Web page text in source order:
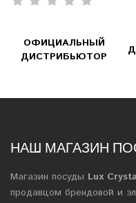
ОФИЦИАЛЬНЫЙ
ДИСТРИБЬЮТОР
НАШ МАГАЗИН
Магазин посуды Lux
продавцом брендовой и